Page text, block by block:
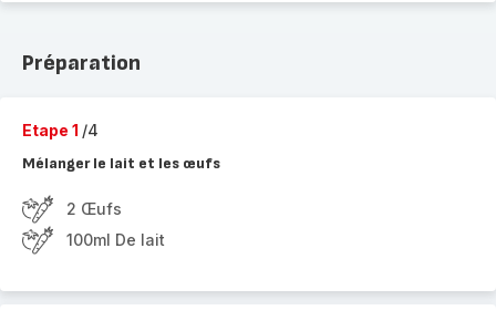
Préparation
Etape 1 /4
Mélanger le lait et les œufs
2 Œufs
100ml De lait